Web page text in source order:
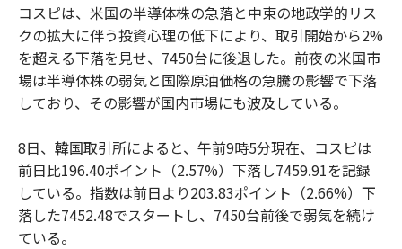
コスピは、米国の半導体株の急落と中東の地政学的リス
クの拡大に伴う投資心理の低下により、取引開始から2%
を超える下落を見せ、7450台に後退した。前夜の米国市
場は半導体株の弱気と国際原油価格の急騰の影響で下落
しており、その影響が国内市場にも波及している。
8日、韓国取引所によると、午前9時5分現在、コスピは
前日比196.40ポイント（2.57%）下落し7459.91を記録
している。指数は前日より203.83ポイント（2.66%）下
落した7452.48でスタートし、7450台前後で弱気を続け
ている。